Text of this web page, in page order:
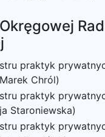
praktyk
Chról)
praktyk
Staroniewska)
praktyk